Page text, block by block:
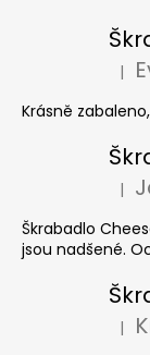
|
Krásně
|
Škrabadlo
jsou nadšené.
|